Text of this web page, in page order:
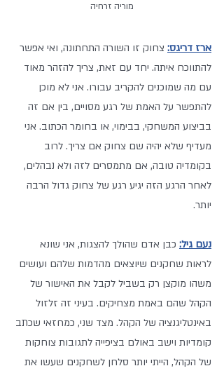
מוריה זרחיה
ארז דריגס: צחוק זו השורה התחתונה, ואי אפשר
להתווכח איתה. יחד עם זאת, צריך להזהר מאוד
עם מה שמוכנים להקריב עבורו. אני לא מוכן
להתפשר על האמת של רגע מסויים, בין אם זה
בביצוע המשחקי, בבימוי, או בחומר הכתוב. אני
מעדיף שלא יהיה שם צחוק אם צריך. לרוב
בקומדיה טובה, אם מתמסרים לזה ולא נבהלים,
לאחר הרגע הזה יגיע רגע של צחוק גדול הרבה
יותר.
נעם גיל: כבן אדם שהולך להצגות, אני שונא
לראות שחקנים שיוצאים מהדמות שלהם ועושים
משהו מוקצן רק בשביל לקבל את האישור של
הקהל שהם באמת מצחיקים. בעיני זה זלזול
באינטליגנציה של הקהל. מצד שני, כמחזאי שכתב
קומדיות וישב באולם בציפייה לתגובות צוחקות
של הקהל, הייתי יותר סלחן לשחקנים שעשו את